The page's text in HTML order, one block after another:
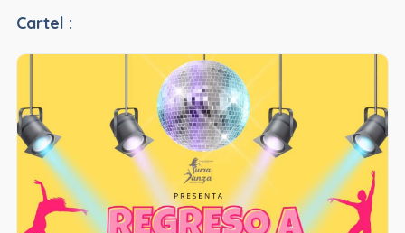
Cartel :